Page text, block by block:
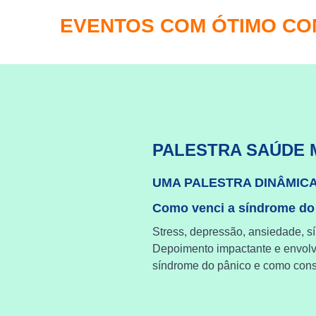
EVENTOS COM ÓTIMO
PALESTRA SAÚDE
UMA PALESTRA
Como venci a síndrome
Stress, depressão, ansiedade,
Depoimento impactante e
síndrome do pânico e como